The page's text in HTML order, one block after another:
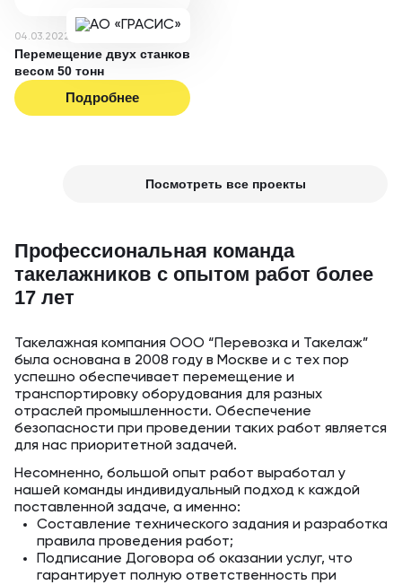
04.03.2022
Перемещение двух станков
весом 50 тонн
Подробнее
Посмотреть все проекты
Профессиональная команда
такелажников с опытом работ более
17 лет
Такелажная компания ООО “Перевозка и Такелаж”
была основана в 2008 году в Москве и с тех пор
успешно обеспечивает перемещение и
транспортировку оборудования для разных
отраслей промышленности. Обеспечение
безопасности при проведении таких работ является
для нас приоритетной задачей.
Несомненно, большой опыт работ выработал у
нашей команды индивидуальный подход к каждой
поставленной задаче, а именно:
Составление технического задания и разработка
правила проведения работ;
Подписание Договора об оказании услуг, что
гарантирует полную ответственность при